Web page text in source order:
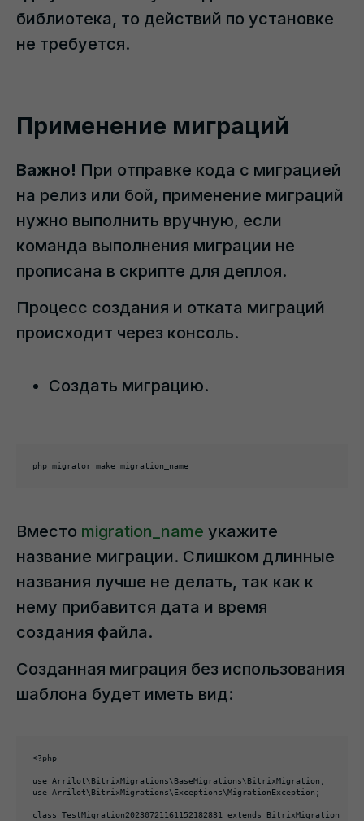
библиотека, то действий по установке
не требуется.
Применение миграций
Важно! При отправке кода с миграцией
на релиз или бой, применение миграций
нужно выполнить вручную, если
команда выполнения миграции не
прописана в скрипте для деплоя.
Процесс создания и отката миграций
происходит через консоль.
Создать миграцию.
php migrator make migration_name
Вместо migration_name укажите
название миграции. Слишком длинные
названия лучше не делать, так как к
нему прибавится дата и время
создания файла.
Созданная миграция без использования
шаблона будет иметь вид:
<?php
use Arrilot\BitrixMigrations\BaseMigrations\BitrixMigration;
use Arrilot\BitrixMigrations\Exceptions\MigrationException;
class TestMigration20230721161152182831 extends BitrixMigration